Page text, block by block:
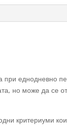
еднодневно
но може да се
критериуми